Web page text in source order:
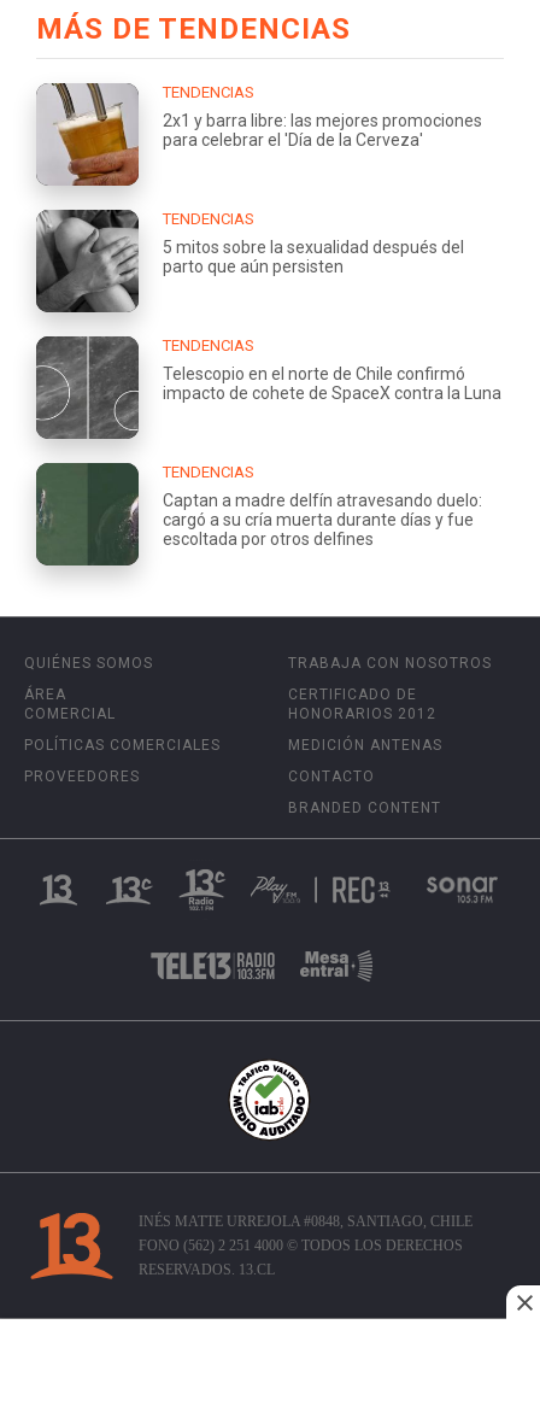
MÁS DE TENDENCIAS
TENDENCIAS
2x1 y barra libre: las mejores promociones
para celebrar el 'Día de la Cerveza'
TENDENCIAS
5 mitos sobre la sexualidad después del
parto que aún persisten
TENDENCIAS
Telescopio en el norte de Chile confirmó
impacto de cohete de SpaceX contra la Luna
TENDENCIAS
Captan a madre delfín atravesando duelo:
cargó a su cría muerta durante días y fue
escoltada por otros delfines
QUIÉNES SOMOS
ÁREA
COMERCIAL
POLÍTICAS COMERCIALES
PROVEEDORES
TRABAJA CON NOSOTROS
CERTIFICADO DE
HONORARIOS 2012
MEDICIÓN ANTENAS
CONTACTO
BRANDED CONTENT
INÉS MATTE URREJOLA #0848, SANTIAGO, CHILE
FONO (562) 2 251 4000 © TODOS LOS DERECHOS
RESERVADOS. 13.CL